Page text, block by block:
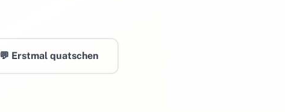
💬 Erstmal quatschen